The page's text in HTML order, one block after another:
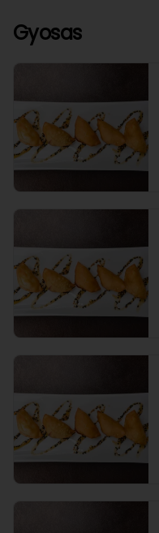
Gyosas